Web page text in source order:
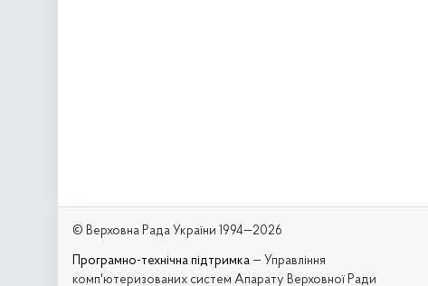
© Верховна Рада України 1994—2026
Програмно-технічна підтримка — Управління
комп'ютеризованих систем Апарату Верховної Ради